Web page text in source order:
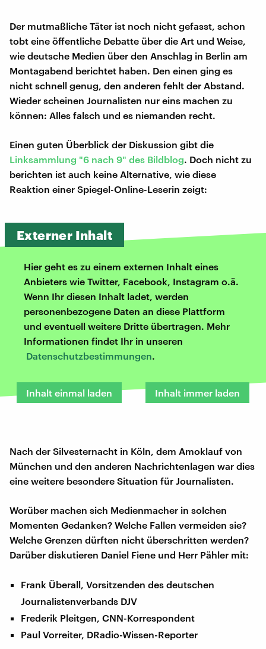
Der mutmaßliche Täter ist noch nicht gefasst, schon
tobt eine öffentliche Debatte über die Art und Weise,
wie deutsche Medien über den Anschlag in Berlin am
Montagabend berichtet haben. Den einen ging es
nicht schnell genug, den anderen fehlt der Abstand.
Wieder scheinen Journalisten nur eins machen zu
können: Alles falsch und es niemanden recht.
Einen guten Überblick der Diskussion gibt die
Linksammlung "6 nach 9" des Bildblog. Doch nicht zu
berichten ist auch keine Alternative, wie diese
Reaktion einer Spiegel-Online-Leserin zeigt:
Externer Inhalt
Hier geht es zu einem externen Inhalt eines
Anbieters wie Twitter, Facebook, Instagram o.ä.
Wenn Ihr diesen Inhalt ladet, werden
personenbezogene Daten an diese Plattform
und eventuell weitere Dritte übertragen. Mehr
Informationen findet Ihr in unseren
Datenschutzbestimmungen.
Inhalt einmal laden Inhalt immer laden
Nach der Silvesternacht in Köln, dem Amoklauf von
München und den anderen Nachrichtenlagen war dies
eine weitere besondere Situation für Journalisten.
Worüber machen sich Medienmacher in solchen
Momenten Gedanken? Welche Fallen vermeiden sie?
Welche Grenzen dürften nicht überschritten werden?
Darüber diskutieren Daniel Fiene und Herr Pähler mit:
Frank Überall, Vorsitzenden des deutschen
Journalistenverbands DJV
Frederik Pleitgen, CNN-Korrespondent
Paul Vorreiter, DRadio-Wissen-Reporter